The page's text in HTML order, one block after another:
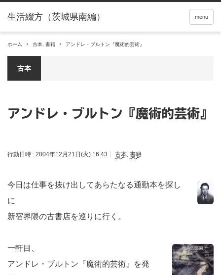
menu
ホーム 古本 書籍 アンドレ・ブルトン『魔術的芸術』
古本
アンドレ・ブルトン『魔術的芸術』
行動日時 : 2004年12月21日(火) 16:43 古本, 書籍
今日は仕事を抜け出してあらたなる通勤本を探し
に
新宿界隈の古書店を巡りに行く。
一軒目、
アンドレ・ブルトン『魔術的芸術』を発